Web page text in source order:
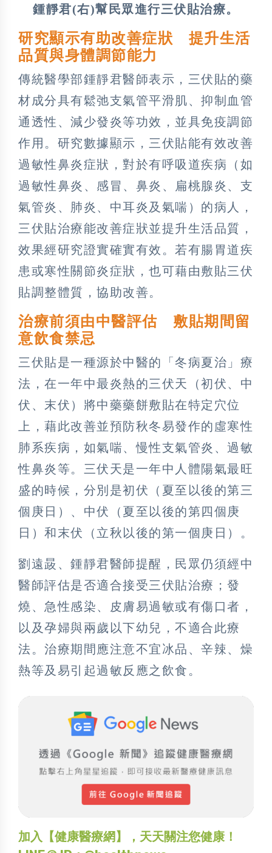
鍾靜君(右)幫民眾進行三伏貼治療。
研究顯示有助改善症狀 提升生活
品質與身體調節能力
傳統醫學部鍾靜君醫師表示，三伏貼的藥
材成分具有鬆弛支氣管平滑肌、抑制血管
通透性、減少發炎等功效，並具免疫調節
作用。研究數據顯示，三伏貼能有效改善
過敏性鼻炎症狀，對於有呼吸道疾病（如
過敏性鼻炎、感冒、鼻炎、扁桃腺炎、支
氣管炎、肺炎、中耳炎及氣喘）的病人，
三伏貼治療能改善症狀並提升生活品質，
效果經研究證實確實有效。若有腸胃道疾
患或寒性關節炎症狀，也可藉由敷貼三伏
貼調整體質，協助改善。
治療前須由中醫評估 敷貼期間留
意飲食禁忌
三伏貼是一種源於中醫的「冬病夏治」療
法，在一年中最炎熱的三伏天（初伏、中
伏、末伏）將中藥藥餅敷貼在特定穴位
上，藉此改善並預防秋冬易發作的虛寒性
肺系疾病，如氣喘、慢性支氣管炎、過敏
性鼻炎等。三伏天是一年中人體陽氣最旺
盛的時候，分別是初伏（夏至以後的第三
個庚日）、中伏（夏至以後的第四個庚
日）和末伏（立秋以後的第一個庚日）。
劉遠晸、鍾靜君醫師提醒，民眾仍須經中
醫師評估是否適合接受三伏貼治療；發
燒、急性感染、皮膚易過敏或有傷口者，
以及孕婦與兩歲以下幼兒，不適合此療
法。治療期間應注意不宜冰品、辛辣、燥
熱等及易引起過敏反應之飲食。
加入【健康醫療網】，天天關注您健康！